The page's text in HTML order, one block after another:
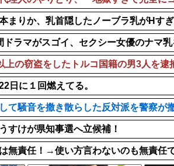
まりか、乳首隠したノーブラ乳がHす
ドラマがスゴイ、セクシー女優のナマ
上の窃盗をしたトルコ国籍の男3人を逮
日に１回燃えてる。
て騒音を撒き散らした反対派を警察が
すけが県知事選へ立候補！
無責任！→使い方言わないのも無責任